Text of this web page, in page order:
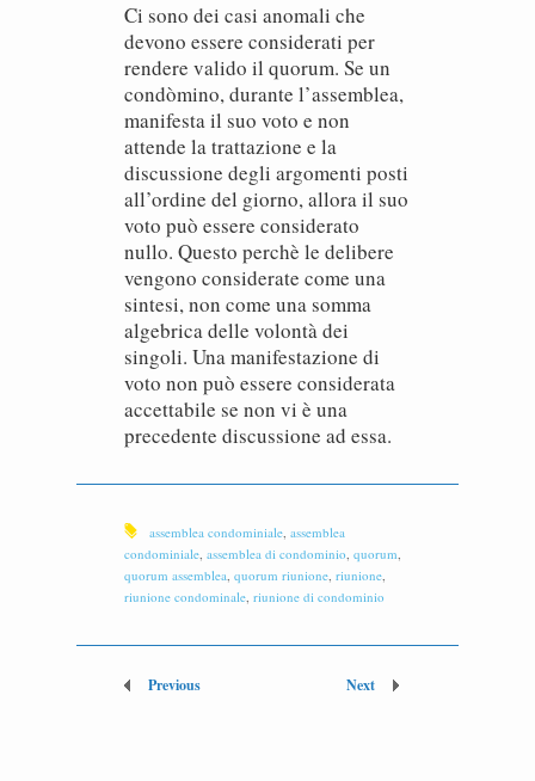
Ci sono dei casi anomali che
devono essere considerati per
rendere valido il quorum. Se un
condòmino, durante l’assemblea,
manifesta il suo voto e non
attende la trattazione e la
discussione degli argomenti posti
all’ordine del giorno, allora il suo
voto può essere considerato
nullo. Questo perchè le delibere
vengono considerate come una
sintesi, non come una somma
algebrica delle volontà dei
singoli. Una manifestazione di
voto non può essere considerata
accettabile se non vi è una
precedente discussione ad essa.
assemblea condominiale, assemblea
condominiale, assemblea di condominio, quorum,
quorum assemblea, quorum riunione, riunione,
riunione condominale, riunione di condominio
Previous Next